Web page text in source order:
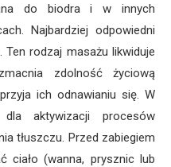
do biodra i w innych
Najbardziej odpowiedni
rodzaj masażu likwiduje
zdolność życiową
ich odnawianiu się. W
aktywizacji procesów
tłuszczu. Przed zabiegiem
ciało (wanna, prysznic lub